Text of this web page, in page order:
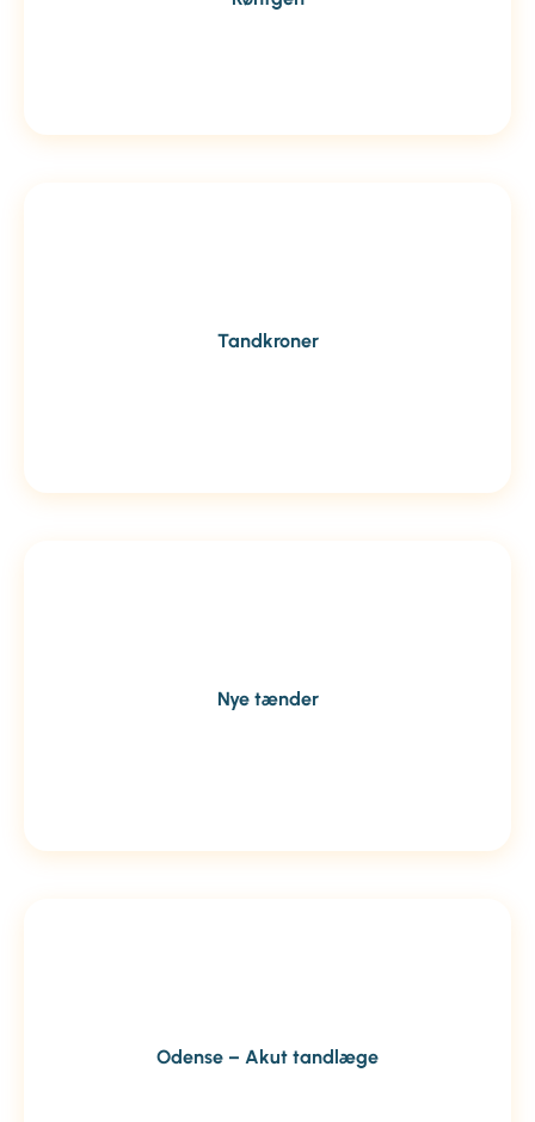
Tandkroner
Nye tænder
Odense – Akut tandlæge